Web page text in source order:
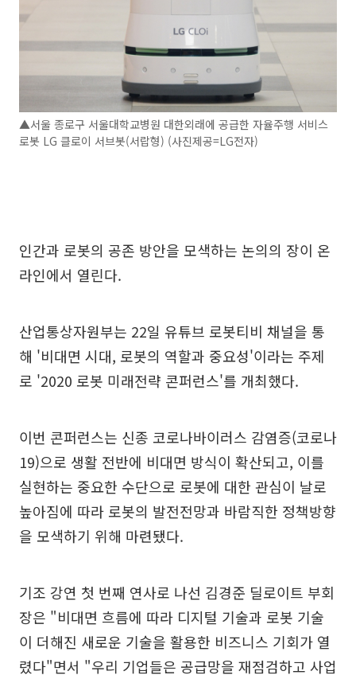
▲서울 종로구 서울대학교병원 대한외래에 공급한 자율주행 서비스
로봇 LG 클로이 서브봇(서랍형) (사진제공=LG전자)
인간과 로봇의 공존 방안을 모색하는 논의의 장이 온
라인에서 열린다.
산업통상자원부는 22일 유튜브 로봇티비 채널을 통
해 '비대면 시대, 로봇의 역할과 중요성'이라는 주제
로 '2020 로봇 미래전략 콘퍼런스'를 개최했다.
이번 콘퍼런스는 신종 코로나바이러스 감염증(코로나
19)으로 생활 전반에 비대면 방식이 확산되고, 이를
실현하는 중요한 수단으로 로봇에 대한 관심이 날로
높아짐에 따라 로봇의 발전전망과 바람직한 정책방향
을 모색하기 위해 마련됐다.
기조 강연 첫 번째 연사로 나선 김경준 딜로이트 부회
장은 "비대면 흐름에 따라 디지털 기술과 로봇 기술
이 더해진 새로운 기술을 활용한 비즈니스 기회가 열
렸다"면서 "우리 기업들은 공급망을 재점검하고 사업